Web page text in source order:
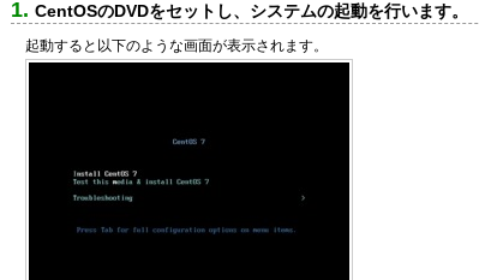
CentOSのDVDをセットし、システムの起動を行います。
起動すると以下のような画面が表示されます。